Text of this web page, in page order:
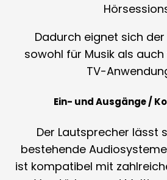
Dadurch eignet sich
sowohl für Musik als
TV-
Ein- und Ausgänge /
Der Lautsprecher lässt
bestehende
ist kompatibel mit